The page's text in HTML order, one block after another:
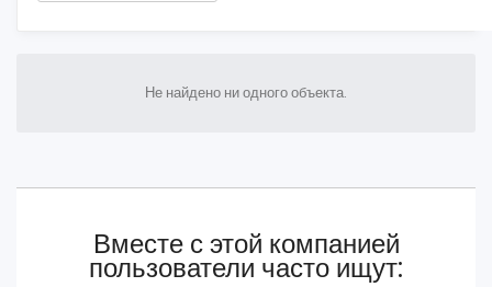
Не найдено ни одного объекта.
Вместе с этой компанией
пользователи часто ищут: